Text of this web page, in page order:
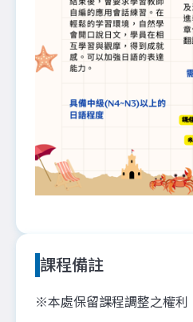
課程備註
※本處保留課程調整之權利